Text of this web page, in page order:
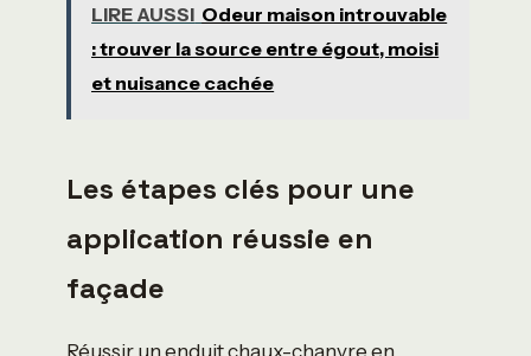
LIRE AUSSI Odeur maison introuvable
: trouver la source entre égout, moisi
et nuisance cachée
Les étapes clés pour une
application réussie en
façade
Réussir un enduit chaux-chanvre en